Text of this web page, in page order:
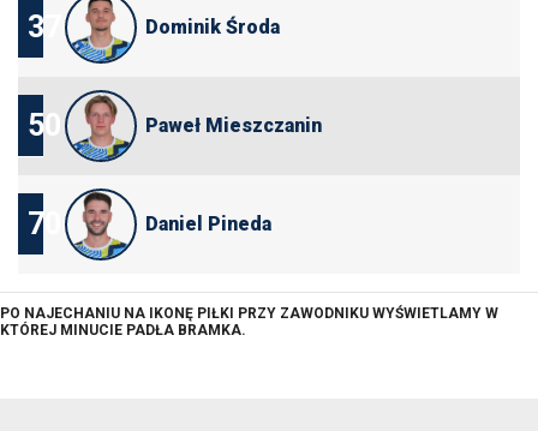
37 Dominik Środa
50 Paweł Mieszczanin
70 Daniel Pineda
PO NAJECHANIU NA IKONĘ PIŁKI PRZY ZAWODNIKU WYŚWIETLAMY W
KTÓREJ MINUCIE PADŁA BRAMKA.